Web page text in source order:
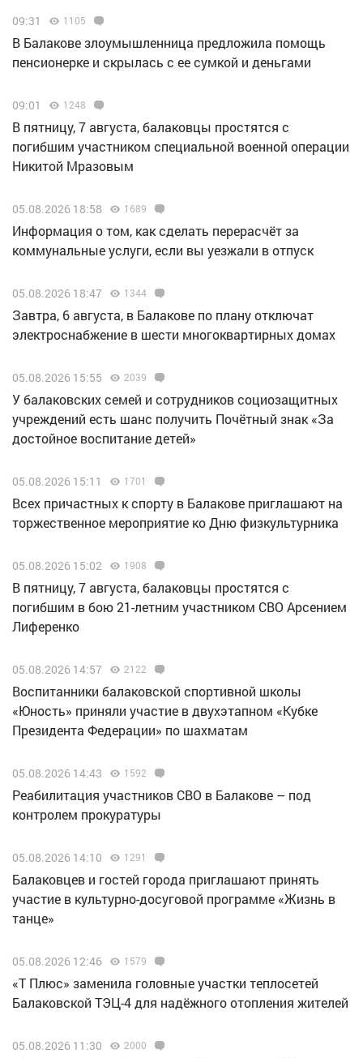
09:31 1105
В Балакове злоумышленница предложила помощь
пенсионерке и скрылась с ее сумкой и деньгами
09:01 1248
В пятницу, 7 августа, балаковцы простятся с
погибшим участником специальной военной операции
Никитой Мразовым
05.08.2026 18:58 1689
Информация о том, как сделать перерасчёт за
коммунальные услуги, если вы уезжали в отпуск
05.08.2026 18:47 1344
Завтра, 6 августа, в Балакове по плану отключат
электроснабжение в шести многоквартирных домах
05.08.2026 15:55 2039
У балаковских семей и сотрудников социозащитных
учреждений есть шанс получить Почётный знак «За
достойное воспитание детей»
05.08.2026 15:11 1701
Всех причастных к спорту в Балакове приглашают на
торжественное мероприятие ко Дню физкультурника
05.08.2026 15:02 1908
В пятницу, 7 августа, балаковцы простятся с
погибшим в бою 21-летним участником СВО Арсением
Лиференко
05.08.2026 14:57 2122
Воспитанники балаковской спортивной школы
«Юность» приняли участие в двухэтапном «Кубке
Президента Федерации» по шахматам
05.08.2026 14:43 1592
Реабилитация участников СВО в Балакове – под
контролем прокуратуры
05.08.2026 14:10 1291
Балаковцев и гостей города приглашают принять
участие в культурно-досуговой программе «Жизнь в
танце»
05.08.2026 12:46 1579
«Т Плюс» заменила головные участки теплосетей
Балаковской ТЭЦ-4 для надёжного отопления жителей
05.08.2026 11:30 2000